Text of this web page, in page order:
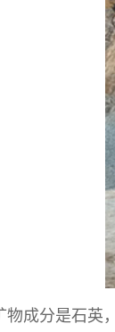
物成分是石英